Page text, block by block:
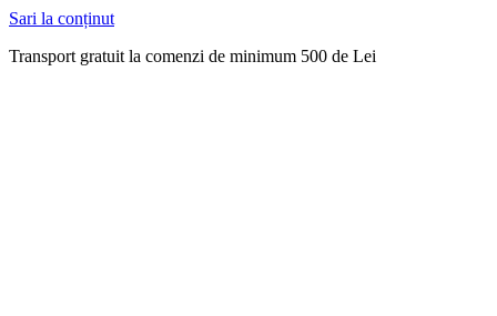
Sari la conținut
Transport gratuit la comenzi de minimum 500 de Lei